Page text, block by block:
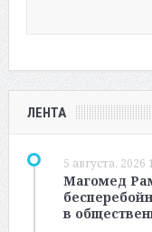
ЛЕНТА
5 августа, 2026
Магомед
в